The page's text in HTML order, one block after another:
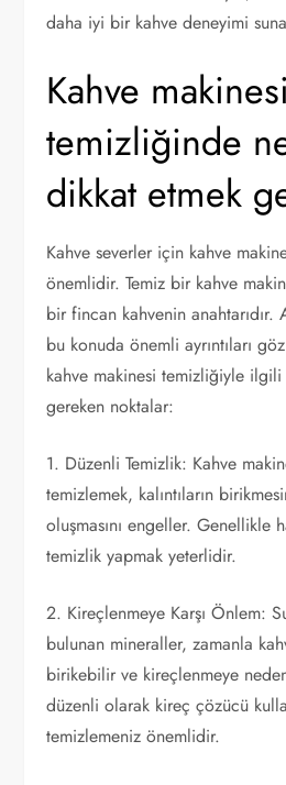
daha iyi bir kahve deneyimi
Kahve makinesi
temizliğinde
dikkat etmek
Kahve severler için kahve
önemlidir. Temiz bir kahve
bir fincan kahvenin
bu konuda önemli ayrıntıları
kahve makinesi temizliğiyle
gereken noktalar:
1. Düzenli Temizlik: Kahve
temizlemek, kalıntıların
oluşmasını engeller. Genellikle
temizlik yapmak yeterlidir.
2. Kireçlenmeye Karşı Önlem:
bulunan mineraller, zamanla
birikebilir ve kireçlenmeye
düzenli olarak kireç çözücü
temizlemeniz önemlidir.